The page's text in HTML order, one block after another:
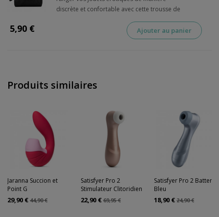
discrète et confortable avec cette trousse de
5,90 € Ajouter au panier
Produits similaires
Jaranna Succion et
Point G
29,90 € 44,90 €
Satisfyer Pro 2
Stimulateur Clitoridien
22,90 € 69,95 €
Satisfyer Pro 2 Battery
Bleu
18,90 € 24,90 €